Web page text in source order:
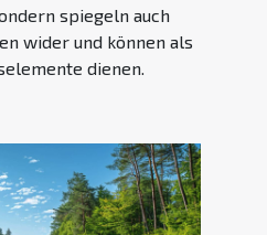
spiegeln auch
wider und können als
dienen.